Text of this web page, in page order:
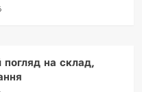
на склад,